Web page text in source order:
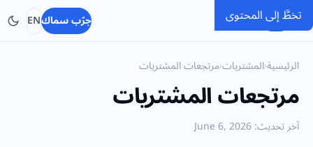
تخطَّ إلى المحتوى
SMACC جرّب سماكEN
الرئيسية›المشتريات›مرتجعات المشتريات
مرتجعات المشتريات
آخر تحديث: June 6, 2026